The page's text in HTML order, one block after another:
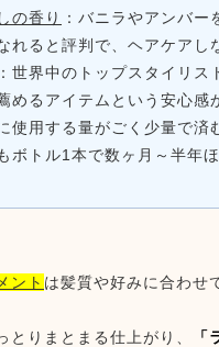
の香り
：バニラやアンバ
れると評判で、ヘアケアし
：世界中のトップスタイリ
めるアイテムという安心感
使用する量がごく少量で
ボトル1本で数ヶ月～半年
ント は髪質や好みに合わせ
りまとまる仕上がり、
「